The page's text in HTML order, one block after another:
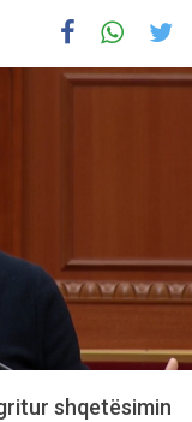
shqetësimin